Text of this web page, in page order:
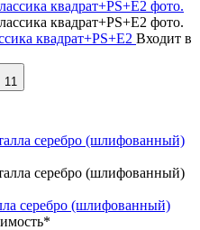
квадрат+PS+Е2 Входит в
11
серебро (шлифованный)